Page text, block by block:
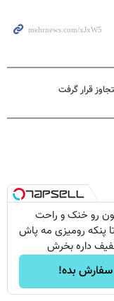
قرار گرفت
رو خنک و راحت
پنکه رومیزی مه پاش
داره بخرش
سفارش بده!